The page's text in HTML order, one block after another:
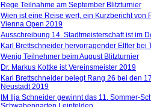
Rege Teilnahme am September Blitzturnier
Wien ist eine Reise wert, ein Kurzbericht von
Vienna Open 2019
Ausschreibung 14. Stadtmeisterschaft ist im
Karl Brettschneider hervorragender Elfter bei
Wenig Teilnehmer beim August Blitzturnier
Dr. Markus Kottke ist Vereinsmeister 2019
Karl Brettschneider belegt Rang 26 bei den
Neustadt 2019
IM Ilja Schneider gewinnt das 11. Sommer-